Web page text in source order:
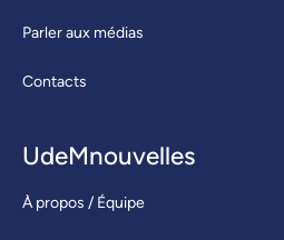
Parler aux médias
Contacts
UdeMnouvelles
À propos / Équipe